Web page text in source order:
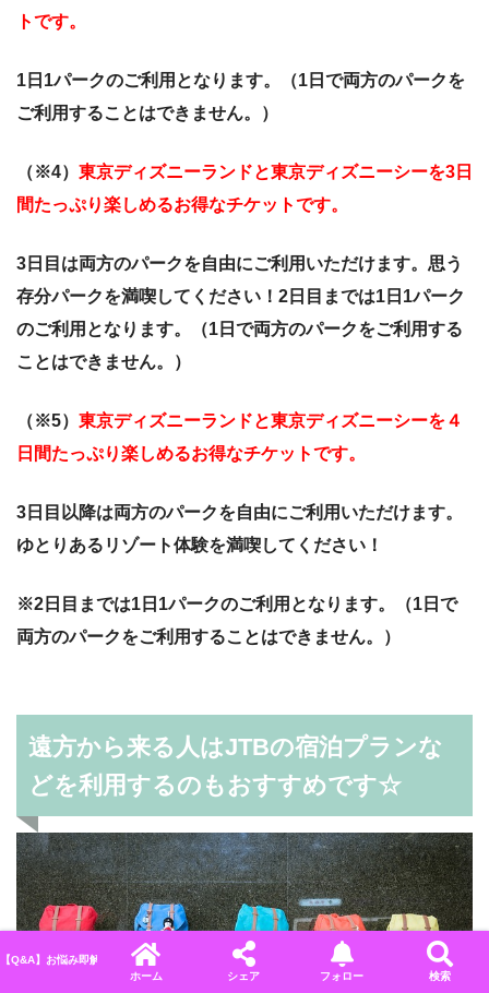
トです。
1日1パークのご利用となります。（1日で両方のパークを
ご利用することはできません。）
（※4） 東京ディズニーランドと東京ディズニーシーを3日
間たっぷり楽しめるお得なチケットです。
3日目は両方のパークを自由にご利用いただけます。思う
存分パークを満喫してください！2日目までは1日1パーク
のご利用となります。（1日で両方のパークをご利用する
ことはできません。）
（※5） 東京ディズニーランドと東京ディズニーシーを４
日間たっぷり楽しめるお得なチケットです。
3日目以降は両方のパークを自由にご利用いただけます。
ゆとりあるリゾート体験を満喫してください！
※2日目までは1日1パークのご利用となります。（1日で
両方のパークをご利用することはできません。）
遠方から来る人はJTBの宿泊プランな
どを利用するのもおすすめです☆
【Q&A】お悩み即解決！ディズニーに関するよくある質問＆回答まとめ
ホーム
シェア フォロー 検索